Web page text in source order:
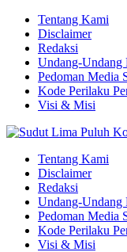
Tentang Kami
Disclaimer
Redaksi
Undang-Undang
Pedoman Media
Kode Perilaku
Visi & Misi
Tentang Kami
Disclaimer
Redaksi
Undang-Undang
Pedoman Media
Kode Perilaku
Visi & Misi